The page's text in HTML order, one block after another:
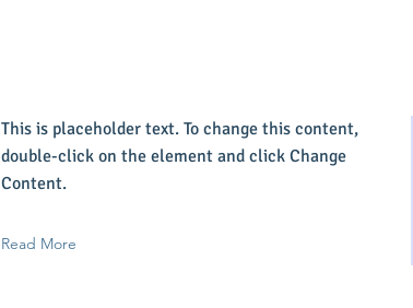
This is placeholder text. To change this content,
double-click on the element and click Change
Content.
Read More